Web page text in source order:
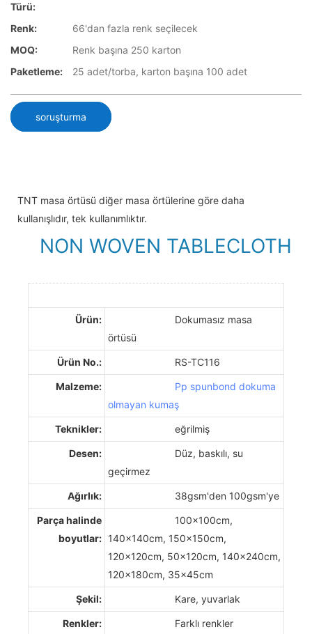
Türü:
Renk:
66'dan fazla renk seçilecek
MOQ:
Renk başına 250 karton
Paketleme:
25 adet/torba, karton başına 100 adet
soruşturma
TNT masa örtüsü diğer masa örtülerine göre daha
kullanışlıdır, tek kullanımlıktır.
NON WOVEN TABLECLOTH
Ürün:
Dokumasız masa
örtüsü
Ürün No.: RS-TC116
Malzeme:
Pp spunbond dokuma
olmayan kumaş
Teknikler: eğrilmiş
Desen:
Düz, baskılı, su
geçirmez
Ağırlık: 38gsm'den 100gsm'ye
Parça halinde
boyutlar:
100x100cm,
140x140cm, 150x150cm,
120x120cm, 50x120cm, 140x240cm,
120x180cm, 35x45cm
Şekil: Kare, yuvarlak
Renkler:
Farklı renkler